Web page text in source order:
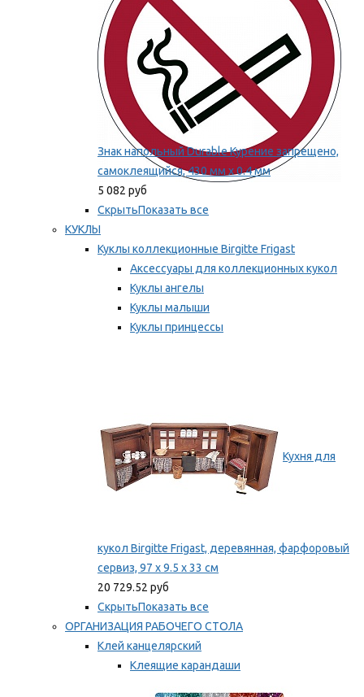
Знак напольный Durable Курение запрещено,
самоклеящийся, 430 мм х 0.4 мм
5 082 руб
СкрытьПоказать все
КУКЛЫ
Куклы коллекционные Birgitte Frigast
Аксессуары для коллекционных кукол
Куклы ангелы
Куклы малыши
Куклы принцессы
Кухня для
кукол Birgitte Frigast, деревянная, фарфоровый
сервиз, 97 x 9.5 x 33 см
20 729.52 руб
СкрытьПоказать все
ОРГАНИЗАЦИЯ РАБОЧЕГО СТОЛА
Клей канцелярский
Клеящие карандаши